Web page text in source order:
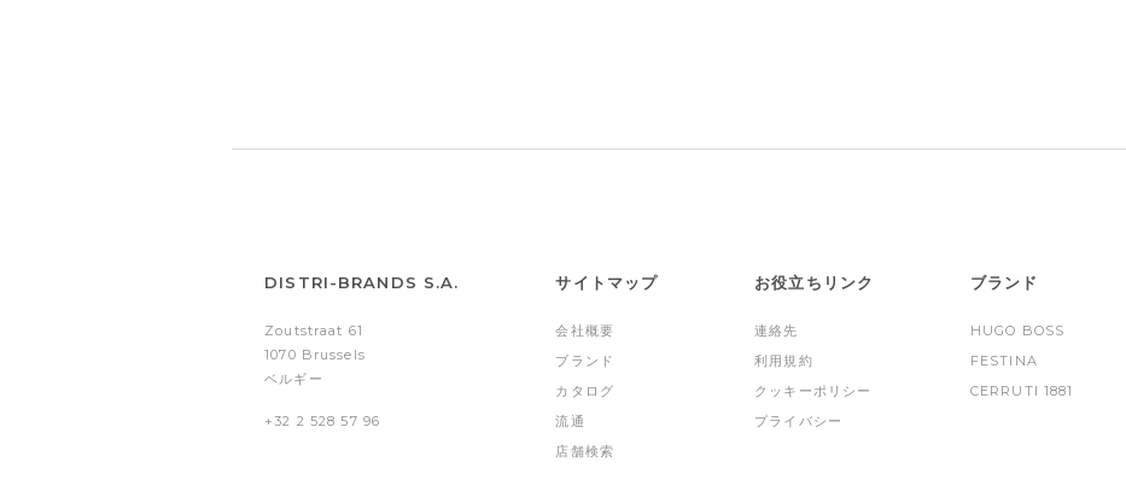
DISTRI-BRANDS S.A.
Zoutstraat 61
1070 Brussels
ベルギー
+32 2 528 57 96
サイトマップ
会社概要
ブランド
カタログ
流通
店舗検索
お役立ちリンク
連絡先
利用規約
クッキーポリシー
プライバシー
ブランド
HUGO BOSS
FESTINA
CERRUTI 1881